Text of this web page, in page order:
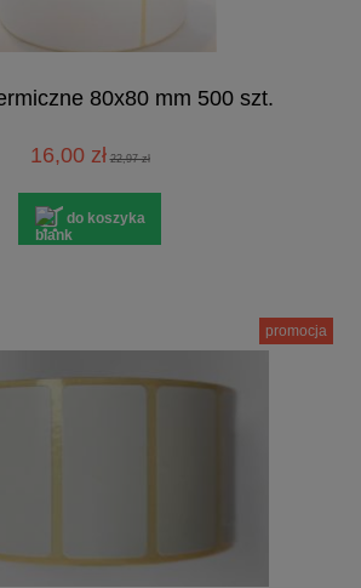
80x80 mm 500 szt.
16,00 zł 22,97 zł
do koszyka
promocja